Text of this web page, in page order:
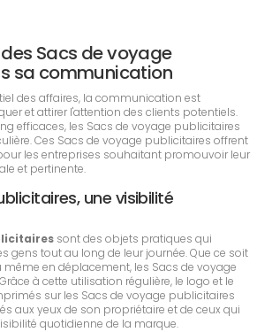
Sacs de voyage
sa communication
des affaires, la communication est
et attirer l'attention des clients potentiels.
efficaces, les Sacs de voyage publicitaires
Ces Sacs de voyage publicitaires offrent
les entreprises souhaitant promouvoir leur
et pertinente.
une visibilité
sont des objets pratiques qui
gens tout au long de leur journée. Que ce soit
en déplacement, les Sacs de voyage
à cette utilisation régulière, le logo et le
sur les Sacs de voyage publicitaires
aux yeux de son propriétaire et de ceux qui
quotidienne de la marque.